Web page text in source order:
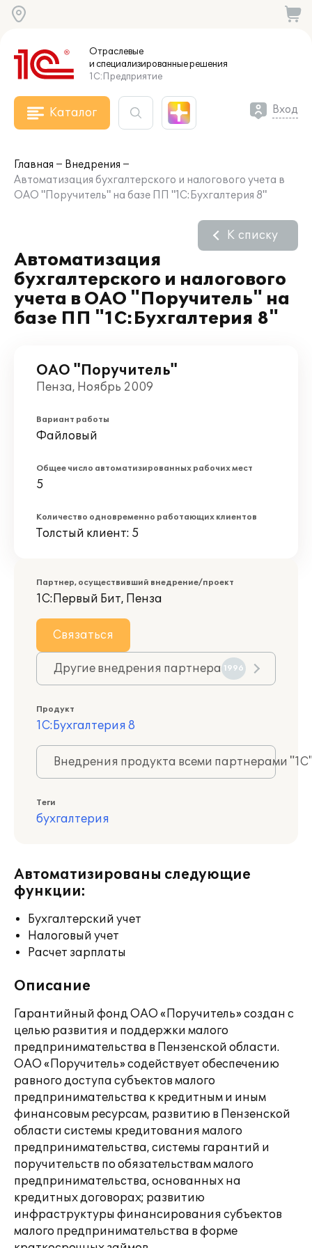
Отраслевые
и специализированныерешения
1С:Предприятие
Каталог Вход
Главная
Внедрения
Автоматизация бухгалтерского и налогового учета в
ОАО "Поручитель" на базе ПП "1С:Бухгалтерия 8"
Автоматизация
бухгалтерского и налогового
учета в ОАО "Поручитель" на
базе ПП "1С:Бухгалтерия 8"
К списку
ОАО "Поручитель"
Пенза, Ноябрь 2009
Вариант работы
Файловый
Общее число автоматизированных рабочих мест
5
Количество одновременно работающих клиентов
Толстый клиент: 5
Партнер, осуществивший внедрение/проект
1С:Первый Бит, Пенза
Связаться
Другие внедрения партнера 1996
Продукт
1С:Бухгалтерия 8
Внедрения продукта всеми партнерами
Теги
бухгалтерия
Автоматизированы следующие
функции:
Бухгалтерский учет
Налоговый учет
Расчет зарплаты
Описание
Гарантийный фонд ОАО «Поручитель» создан с
целью развития и поддержки малого
предпринимательства в Пензенской области.
ОАО «Поручитель» содействует обеспечению
равного доступа субъектов малого
предпринимательства к кредитным и иным
финансовым ресурсам, развитию в Пензенской
области системы кредитования малого
предпринимательства, системы гарантий и
поручительств по обязательствам малого
предпринимательства, основанных на
кредитных договорах; развитию
инфраструктуры финансирования субъектов
малого предпринимательства в форме